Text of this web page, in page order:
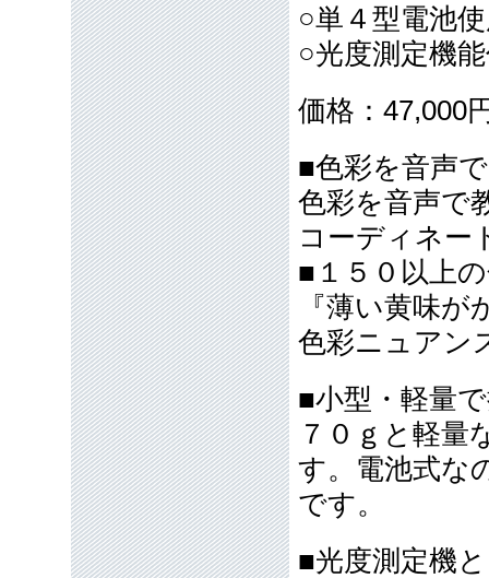
○単４型電池
○光度測定機
価格：47,000
■色彩を音声
色彩を音声で
コーディネー
■１５０以上
『薄い黄味
色彩ニュアン
■小型・軽量
７０ｇと軽量
す。電池式な
です。
■光度測定機